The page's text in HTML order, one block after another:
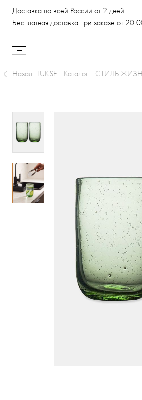
Доставка по всей России от 2 дней.
Бесплатная доставка при заказе от 20
Назад LUKSE Каталог СТИЛЬ